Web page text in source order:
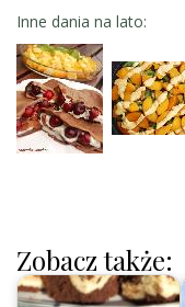
Inne dania na lato:
Zobacz także: